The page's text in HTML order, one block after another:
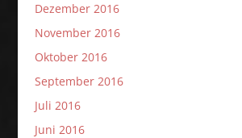
Dezember 2016
November 2016
Oktober 2016
September 2016
Juli 2016
Juni 2016